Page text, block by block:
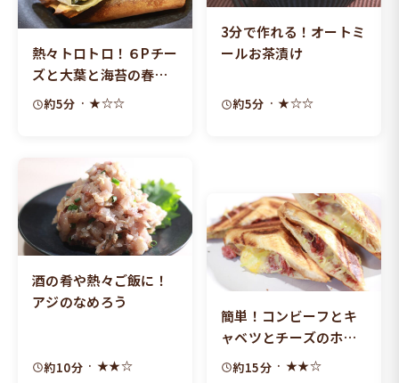
熱々トロトロ！６Pチー
ズと大葉と海苔の春巻
き約5分 · ★☆☆
3分で作れる！オートミ
ールお茶漬け
約5分 · ★☆☆
酒の肴や熱々ご飯に！
アジのなめろう
約10分 · ★★☆
簡単！コンビーフとキ
ャベツとチーズのホッ
トサンド
約15分 · ★★☆